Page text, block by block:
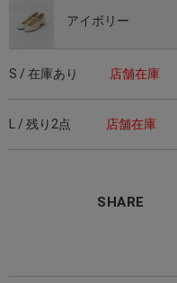
アイボリー
S / 在庫あり 店舗在庫
L / 残り2点 店舗在庫
SHARE